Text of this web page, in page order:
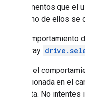
los elementos que el
Drive, uno de ellos
Si el
en el array
Cuando el
proporcionada en el
completa. No